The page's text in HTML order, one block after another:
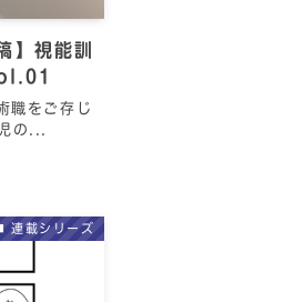
】視能訓
職をご存じ
の...
連載シリーズ